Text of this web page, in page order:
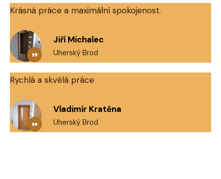
Krásná práce a maximální spokojenost.
Jiří Michalec
Uherský Brod
Rychlá a skvělá práce
Vladimír Kratěna
Uherský Brod